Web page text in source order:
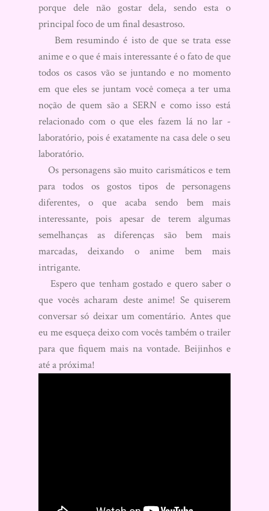
porque dele não gostar dela, sendo esta o
principal foco de um final desastroso.
Bem resumindo é isto de que se trata esse
anime e o que é mais interessante é o fato de que
todos os casos vão se juntando e no momento
em que eles se juntam você começa a ter uma
noção de quem são a SERN e como isso está
relacionado com o que eles fazem lá no lar -
laboratório, pois é exatamente na casa dele o seu
laboratório.
Os personagens são muito carismáticos e tem
para todos os gostos tipos de personagens
diferentes, o que acaba sendo bem mais
interessante, pois apesar de terem algumas
semelhanças as diferenças são bem mais
marcadas, deixando o anime bem mais
intrigante.
Espero que tenham gostado e quero saber o
que vocês acharam deste anime! Se quiserem
conversar só deixar um comentário. Antes que
eu me esqueça deixo com vocês também o trailer
para que fiquem mais na vontade. Beijinhos e
até a próxima!